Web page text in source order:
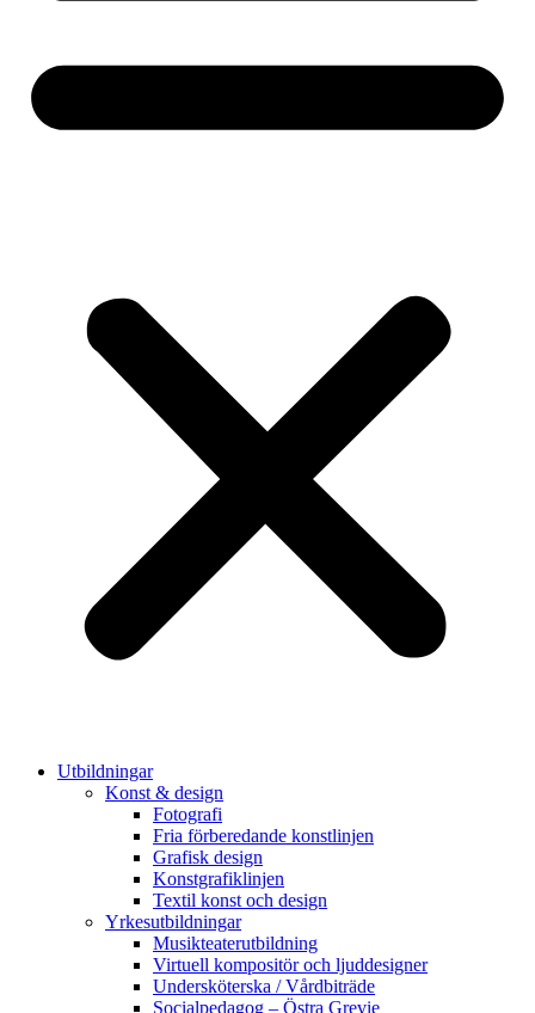
Utbildningar
Konst & design
Fotografi
Fria förberedande konstlinjen
Grafisk design
Konstgrafiklinjen
Textil konst och design
Yrkesutbildningar
Musikteaterutbildning
Virtuell kompositör och ljuddesigner
Undersköterska / Vårdbiträde
Socialpedagog – Östra Grevie